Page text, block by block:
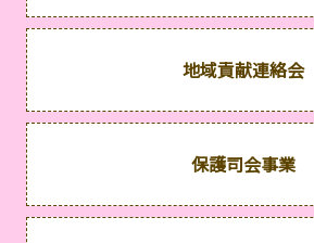
地域貢献連絡会
保護司会事業